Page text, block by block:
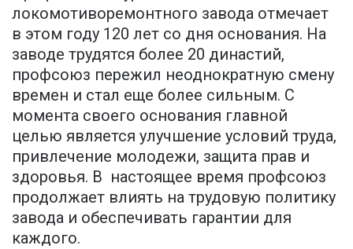
локомотиворемонтного завода отмечает
в этом году 120 лет со дня основания. На
заводе трудятся более 20 династий,
профсоюз пережил неоднократную смену
времен и стал еще более сильным. С
момента своего основания главной
целью является улучшение условий труда,
привлечение молодежи, защита прав и
здоровья. В настоящее время профсоюз
продолжает влиять на трудовую политику
завода и обеспечивать гарантии для
каждого.